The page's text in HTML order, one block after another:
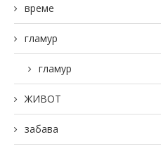
време
гламур
гламур
ЖИВОТ
забава